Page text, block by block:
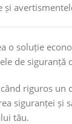
o soluție
de
riguros
siguranței și
tău.